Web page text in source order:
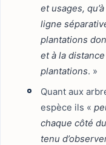
et usages,
ligne
plantations
et à la
plantations. »
Quant aux
espèce ils «
chaque côté
tenu